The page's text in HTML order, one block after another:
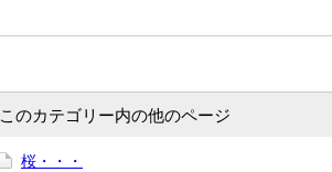
このカテゴリー内の他のページ
桜・・・